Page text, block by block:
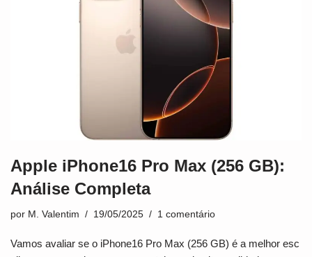
Apple iPhone16 Pro Max (256 GB):
Análise Completa
por M. Valentim 19/05/2025 1 comentário
Vamos avaliar se o iPhone16 Pro Max (256 GB) é a melhor esc